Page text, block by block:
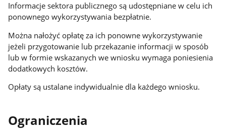
Informacje sektora publicznego są udostępniane w celu ich
ponownego wykorzystywania bezpłatnie.
Można nałożyć opłatę za ich ponowne wykorzystywanie
jeżeli przygotowanie lub przekazanie informacji w sposób
lub w formie wskazanych we wniosku wymaga poniesienia
dodatkowych kosztów.
Opłaty są ustalane indywidualnie dla każdego wniosku.
Ograniczenia